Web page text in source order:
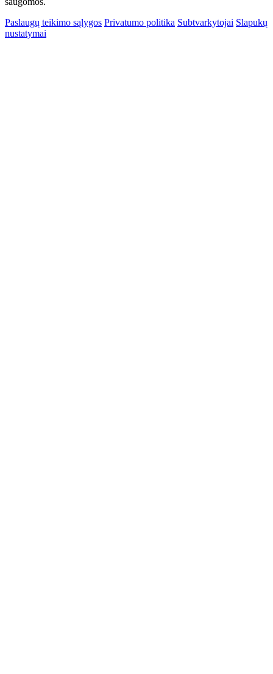
Paslaugų teikimo sąlygos Privatumo politika Subtvarkytojai Slapukų
nustatymai